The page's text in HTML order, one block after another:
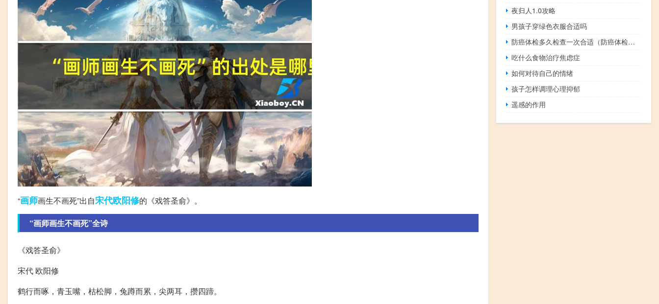
“画师画生不画死”出自宋代欧阳修的《戏答圣俞》。
“画师画生不画死”全诗
《戏答圣俞》
宋代 欧阳修
鹤行而啄，青玉嘴，枯松脚，兔蹲而累，尖两耳，攒四蹄。
夜归人1.0攻略
男孩子穿绿色衣服合适吗
防癌体检多久检查一次合适（防癌体检多久检查一次）
吃什么食物治疗焦虑症
如何对待自己的情绪
孩子怎样调理心理抑郁
遥感的作用